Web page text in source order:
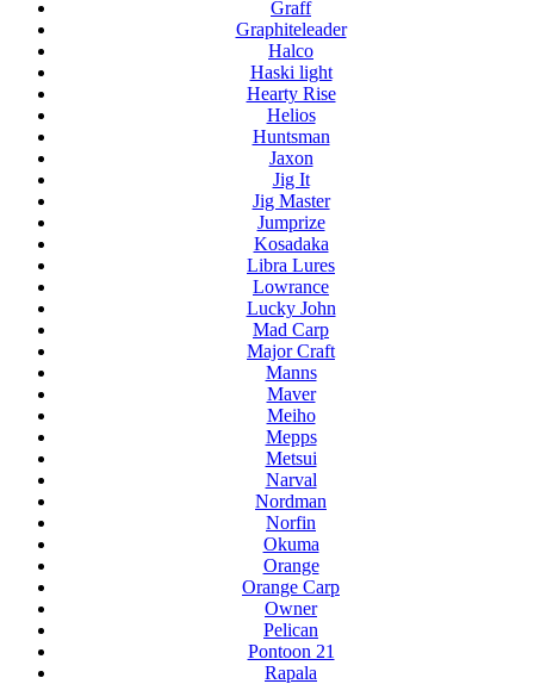
Graff
Graphiteleader
Halco
Haski light
Hearty Rise
Helios
Huntsman
Jaxon
Jig It
Jig Master
Jumprize
Kosadaka
Libra Lures
Lowrance
Lucky John
Mad Carp
Major Craft
Manns
Maver
Meiho
Mepps
Metsui
Narval
Nordman
Norfin
Okuma
Orange
Orange Carp
Owner
Pelican
Pontoon 21
Rapala